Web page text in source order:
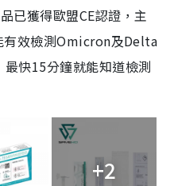
已獲得歐盟CE認證，主
有效檢測Omicron及Delta
快15分鐘就能知道檢測
+2